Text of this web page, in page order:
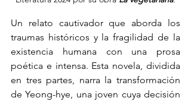
Un relato cautivador que aborda los
traumas históricos y la fragilidad de la
existencia humana con una prosa
poética e intensa. Esta novela, dividida
en tres partes, narra la transformación
de Yeong-hye, una joven cuya decisión